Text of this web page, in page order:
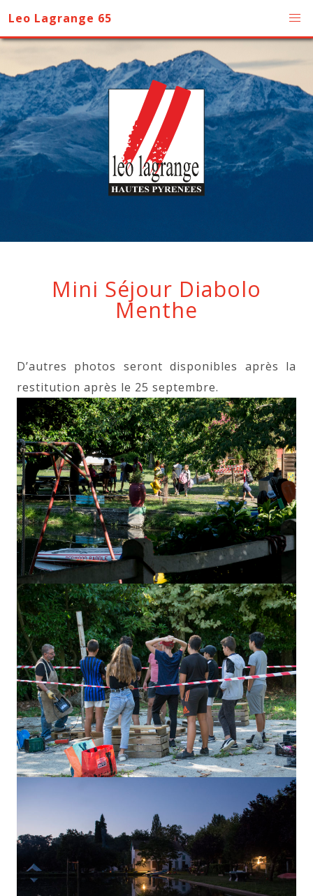
Leo Lagrange 65
Mini Séjour Diabolo
Menthe
D’autres photos seront disponibles après la
restitution après le 25 septembre.